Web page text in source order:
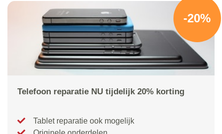
-20%
Telefoon reparatie NU tijdelijk 20% korting
Tablet reparatie ook mogelijk